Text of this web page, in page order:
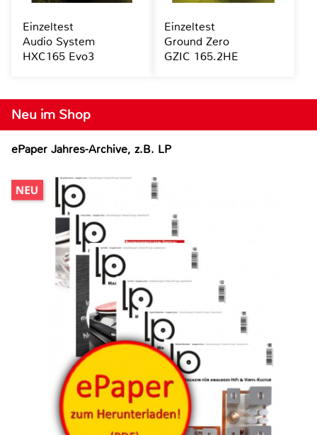
Neu im Shop
ePaper Jahres-Archive, z.B. LP
Einzeltest
Audio System
HXC165 Evo3
Einzeltest
Ground Zero
GZIC 165.2HE